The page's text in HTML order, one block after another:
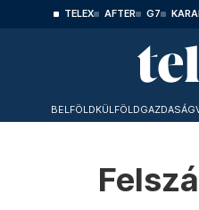
TELEX AFTER G7
BELFÖLDKÜLFÖLDGAZDASÁG